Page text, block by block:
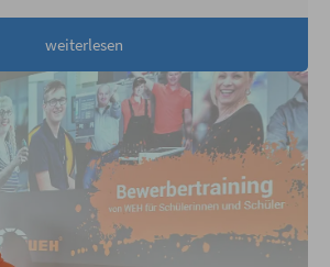
weiterlesen